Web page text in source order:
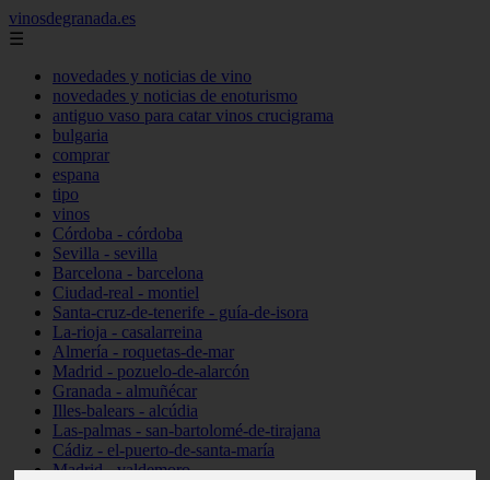
vinosdegranada.es
☰
novedades y noticias de vino
novedades y noticias de enoturismo
antiguo vaso para catar vinos crucigrama
bulgaria
comprar
espana
tipo
vinos
Córdoba - córdoba
Sevilla - sevilla
Barcelona - barcelona
Ciudad-real - montiel
Santa-cruz-de-tenerife - guía-de-isora
La-rioja - casalarreina
Almería - roquetas-de-mar
Madrid - pozuelo-de-alarcón
Granada - almuñécar
Illes-balears - alcúdia
Las-palmas - san-bartolomé-de-tirajana
Cádiz - el-puerto-de-santa-maría
Madrid - valdemoro